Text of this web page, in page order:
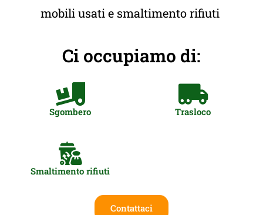
mobili usati e smaltimento rifiuti
Ci occupiamo di:
Sgombero Trasloco
Smaltimento rifiuti
Contattaci